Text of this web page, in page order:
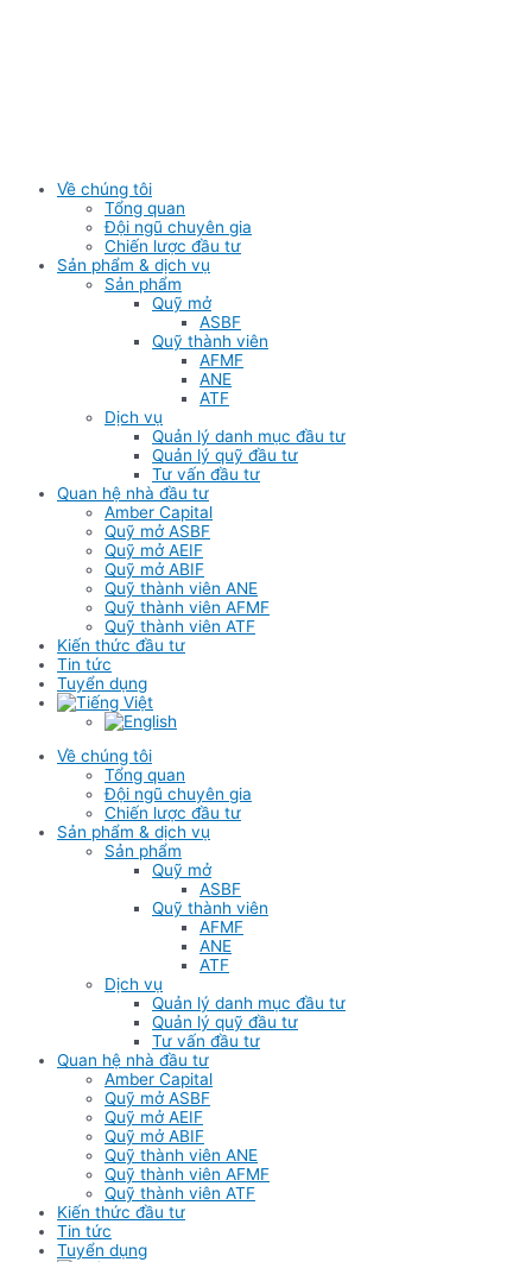
Về chúng tôi
Tổng quan
Đội ngũ chuyên gia
Chiến lược đầu tư
Sản phẩm & dịch vụ
Sản phẩm
Quỹ mở
ASBF
Quỹ thành viên
AFMF
ANE
ATF
Dịch vụ
Quản lý danh mục đầu tư
Quản lý quỹ đầu tư
Tư vấn đầu tư
Quan hệ nhà đầu tư
Amber Capital
Quỹ mở ASBF
Quỹ mở AEIF
Quỹ mở ABIF
Quỹ thành viên ANE
Quỹ thành viên AFMF
Quỹ thành viên ATF
Kiến thức đầu tư
Tin tức
Tuyển dụng
Về chúng tôi
Tổng quan
Đội ngũ chuyên gia
Chiến lược đầu tư
Sản phẩm & dịch vụ
Sản phẩm
Quỹ mở
ASBF
Quỹ thành viên
AFMF
ANE
ATF
Dịch vụ
Quản lý danh mục đầu tư
Quản lý quỹ đầu tư
Tư vấn đầu tư
Quan hệ nhà đầu tư
Amber Capital
Quỹ mở ASBF
Quỹ mở AEIF
Quỹ mở ABIF
Quỹ thành viên ANE
Quỹ thành viên AFMF
Quỹ thành viên ATF
Kiến thức đầu tư
Tin tức
Tuyển dụng